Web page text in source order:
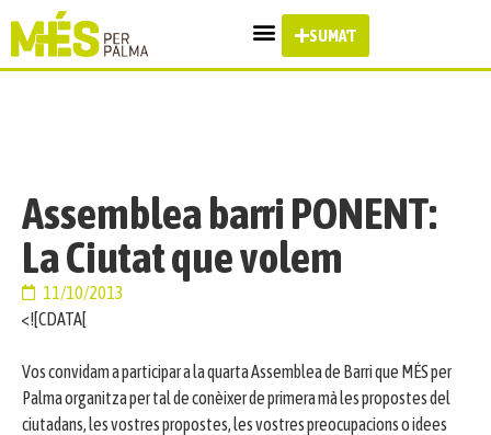
SUMA'T
Assemblea barri PONENT:
La Ciutat que volem
11/10/2013
<![CDATA[
Vos convidam a participar a la quarta Assemblea de Barri que MÉS per
Palma organitza per tal de conèixer de primera mà les propostes del
ciutadans, les vostres propostes, les vostres preocupacions o idees